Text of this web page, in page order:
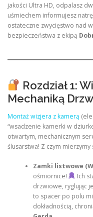
jakości Ultra HD, odpalasz
uśmiechem informujesz
ostateczne zwycięstwo nad
bezpieczeństwa z ekipą
Rozdział 1:
Mechaniką
Montaż wizjera z kamerą
“wsadzenie kamerki w
otwartym, mechanicznym
ślusarstwa! Z czym
Zamki listwowe
ośmiornice!
Ich
drzwiowe, ryglując
to spacer po polu
dokładnością,